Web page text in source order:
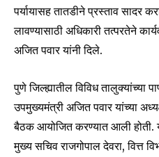
पर्यायासह तातडीने प्रस्ताव सादर
लावण्यासाठी अधिकारी तत्परतेने
अजित पवार यांनी दिले.
पुणे जिल्ह्यातील विविध तालुक्यांच्या
उपमुख्यमंत्री अजित पवार यांच्या
बैठक आयोजित करण्यात आली होती.
मुख्य सचिव राजगोपाल देवरा, वित्त